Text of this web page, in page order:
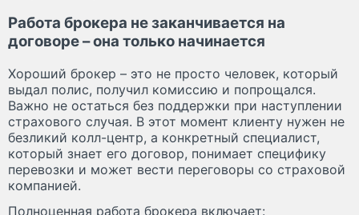
Работа брокера не заканчивается на
договоре – она только начинается
Хороший брокер – это не просто человек, который
выдал полис, получил комиссию и попрощался.
Важно не остаться без поддержки при наступлении
страхового случая. В этот момент клиенту нужен не
безликий колл-центр, а конкретный специалист,
который знает его договор, понимает специфику
перевозки и может вести переговоры со страховой
компанией.
Полноценная работа брокера включает: